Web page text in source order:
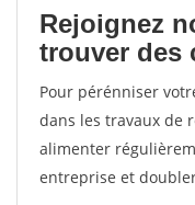
Rejoignez
trouver des
Pour pérénniser
dans les travaux de
alimenter
entreprise et